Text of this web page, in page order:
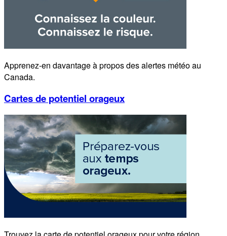
Apprenez-en davantage à propos des alertes météo au
Canada.
Cartes de potentiel orageux